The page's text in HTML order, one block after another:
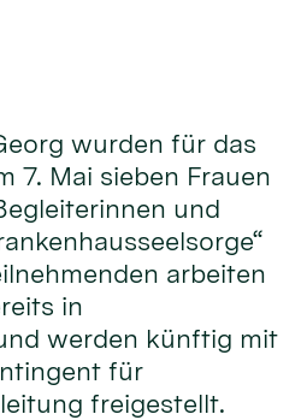
wurden für das
7. Mai sieben Frauen
und
arbeiten
in
werden künftig mit
für
freigestellt.